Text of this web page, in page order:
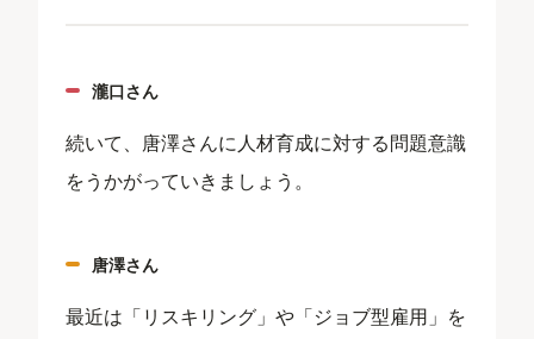
瀧口さん
続いて、唐澤さんに人材育成に対する問題意識
をうかがっていきましょう。
唐澤さん
最近は「リスキリング」や「ジョブ型雇用」を